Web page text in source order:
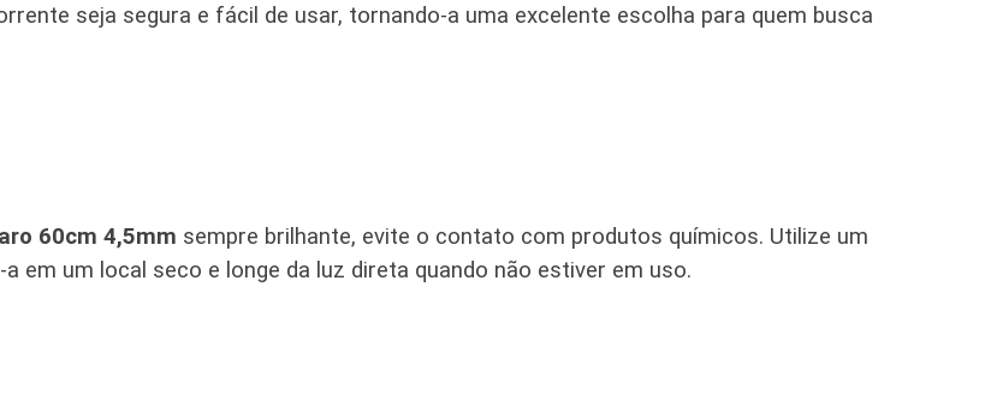
seja segura e fácil de usar, tornando-a uma excelente escolha para quem busca
60cm 4,5mm sempre brilhante, evite o contato com produtos químicos. Utilize um
em um local seco e longe da luz direta quando não estiver em uso.